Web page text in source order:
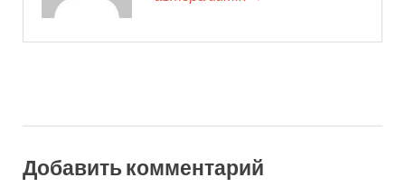
Добавить комментарий